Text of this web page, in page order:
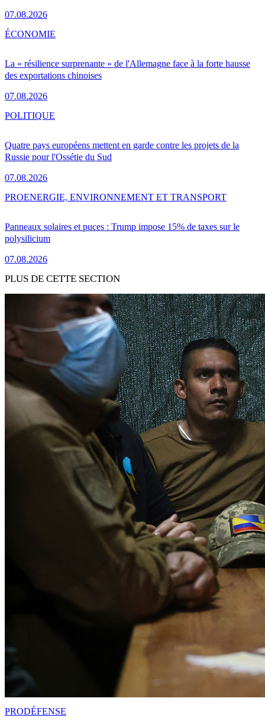
07.08.2026
La « résilience surprenante » de l'Allemagne face à la forte hausse
des exportations chinoises
07.08.2026
ÉCONOMIE
Quatre pays européens mettent en garde contre les projets de la
Russie pour l'Ossétie du Sud
07.08.2026
POLITIQUE
Panneaux solaires et puces : Trump impose 15% de taxes sur le
polysilicium
07.08.2026
PROENERGIE, ENVIRONNEMENT ET TRANSPORT
PLUS DE CETTE SECTION
PRODÉFENSE